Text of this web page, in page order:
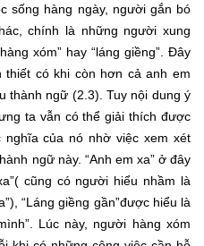
sống hàng ngày, người gắn bó
chính là những người xung
xóm” hay “láng giềng”. Đây
có khi còn hơn cả anh em
thành ngữ (2.3). Tuy nội dung ý
ta vẫn có thể giải thích được
của nó nhờ việc xem xét
ngữ này. “Anh em xa” ở đây
cũng có người hiểu nhầm là
“Láng giềng gần”được hiểu là
Lúc này, người hàng xóm